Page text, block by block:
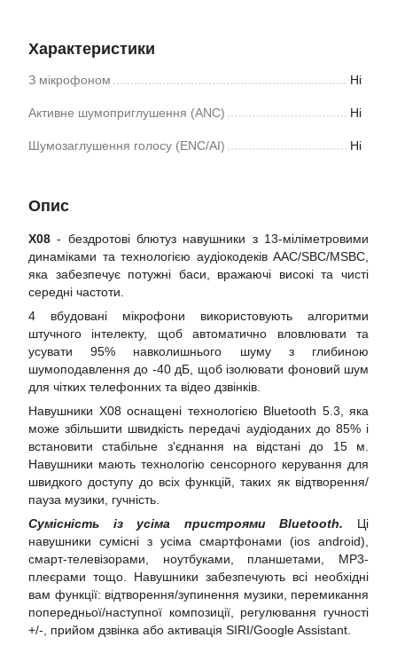
Характеристики
З мікрофоном Ні
Активне шумоприглушення (ANC) Ні
Шумозаглушення голосу (ENC/AI) Ні
Опис
X08- бездротові блютуз навушники з 13-міліметровими
динаміками та технологією аудіокодеків AAC/SBC/MSBC,
яка забезпечує потужні баси, вражаючі високі та чисті
середні частоти.
4 вбудовані мікрофони використовують алгоритми
штучного інтелекту, щоб автоматично вловлювати та
усувати 95% навколишнього шуму з глибиною
шумоподавлення до -40 дБ, щоб ізолювати фоновий шум
для чітких телефонних та відео дзвінків.
Навушники X08 оснащені технологією Bluetooth 5.3, яка
може збільшити швидкість передачі аудіоданих до 85% і
встановити стабільне з'єднання на відстані до 15 м.
Навушники мають технологію сенсорного керування для
швидкого доступу до всіх функцій, таких як відтворення/
пауза музики, гучність.
Сумісність із усіма пристроями Bluetooth. Ці
навушники сумісні з усіма смартфонами (ios android),
смарт-телевізорами, ноутбуками, планшетами, MP3-
плеєрами тощо. Навушники забезпечують всі необхідні
вам функції: відтворення/зупинення музики, перемикання
попередньої/наступної композиції, регулювання гучності
+/-, прийом дзвінка або активація SIRI/Google Assistant.